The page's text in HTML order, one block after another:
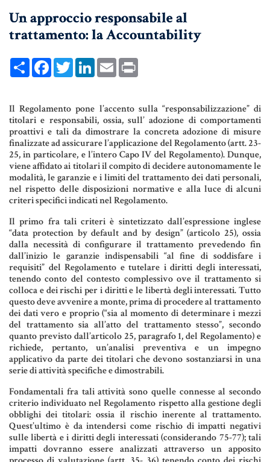
UNIONI CIVILI & CONVIVENZE
EREDITÀ & TESTAMENTO
TESTAMENTO DI VITA
Donazioni, Trust, Tutela del
Patrimonio
DONAZIONI
PATTO DI FAMIGLIA
TRUST E AFFIDAMENTO FIDUCIARIO
TUTELA DEL PATRIMONIO
Aziende e società
AZIENDA & SOCIETÀ
CONTRATTO DI RETE
LEASING
Materiale Giuridico
Un approccio responsabile al
trattamento: la Accountability
ShareFacebookTwitterLinkedInEmail
Il Regolamento pone l’accento sulla “responsabilizzazione” di
titolari e responsabili, ossia, sull’ adozione di comportamenti
proattivi e tali da dimostrare la concreta adozione di misure
finalizzate ad assicurare l’applicazione del Regolamento (artt. 23-
25, in particolare, e l’intero Capo IV del Regolamento). Dunque,
viene affidato ai titolari il compito di decidere autonomamente le
modalità, le garanzie e i limiti del trattamento dei dati personali,
nel rispetto delle disposizioni normative e alla luce di alcuni
criteri specifici indicati nel Regolamento.
Il primo fra tali criteri è sintetizzato dall’espressione inglese
“data protection by default and by design” (articolo 25), ossia
dalla necessità di configurare il trattamento prevedendo fin
dall’inizio le garanzie indispensabili “al fine di soddisfare i
requisiti” del Regolamento e tutelare i diritti degli interessati,
tenendo conto del contesto complessivo ove il trattamento si
colloca e dei rischi per i diritti e le libertà degli interessati. Tutto
questo deve avvenire a monte, prima di procedere al trattamento
dei dati vero e proprio (“sia al momento di determinare i mezzi
del trattamento sia all’atto del trattamento stesso”, secondo
quanto previsto dall’articolo 25, paragrafo 1, del Regolamento) e
richiede, pertanto, un’analisi preventiva e un impegno
applicativo da parte dei titolari che devono sostanziarsi in una
serie di attività specifiche e dimostrabili.
Fondamentali fra tali attività sono quelle connesse al secondo
criterio individuato nel Regolamento rispetto alla gestione degli
obblighi dei titolari: ossia il rischio inerente al trattamento.
Quest’ultimo è da intendersi come rischio di impatti negativi
sulle libertà e i diritti degli interessati (considerando 75-77); tali
impatti dovranno essere analizzati attraverso un apposito